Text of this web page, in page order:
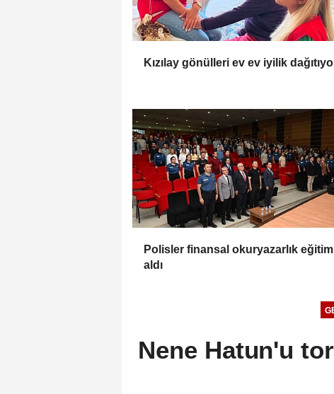
Kızılay gönülleri ev ev iyilik
Polisler finansal okuryazarlık
aldı
Nene Hatun'u